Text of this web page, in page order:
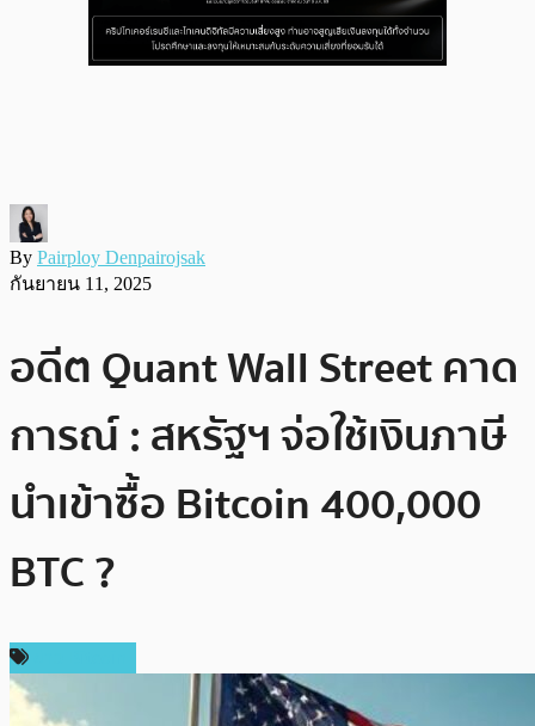
By Pairploy Denpairojsak
กันยายน 11, 2025
อดีต Quant Wall Street คาด
การณ์ : สหรัฐฯ จ่อใช้เงินภาษี
นำเข้าซื้อ Bitcoin 400,000
BTC ?